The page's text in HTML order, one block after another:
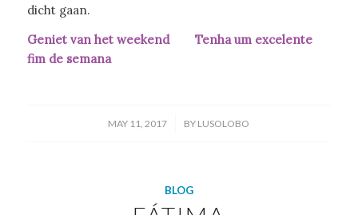
dicht gaan.
Geniet van het weekend Tenha um excelente
fim de semana
MAY 11, 2017
/ BY LUSOLOBO
BLOG